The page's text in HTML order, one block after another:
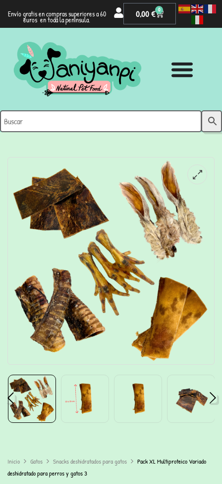
Envío gratis en compras superiores a 60
euros en toda la península.
0,00€ 0
Inicio Gatos Snacks deshidratados para gatos
Pack XL Multiproteico Variado
deshidratado para perros y gatos 3